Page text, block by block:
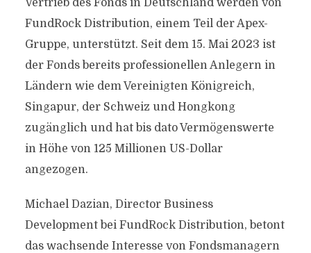
Vertrieb des Fonds in Deutschland werden von
FundRock Distribution, einem Teil der Apex-
Gruppe, unterstützt. Seit dem 15. Mai 2023 ist
der Fonds bereits professionellen Anlegern in
Ländern wie dem Vereinigten Königreich,
Singapur, der Schweiz und Hongkong
zugänglich und hat bis dato Vermögenswerte
in Höhe von 125 Millionen US-Dollar
angezogen.
Michael Dazian, Director Business
Development bei FundRock Distribution, betont
das wachsende Interesse von Fondsmanagern